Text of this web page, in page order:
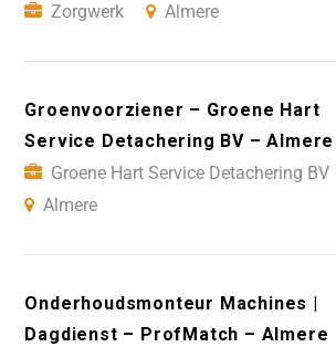
Zorgwerk
Almere
Groenvoorziener – Groene Hart
Service Detachering BV – Almere
Groene Hart Service Detachering BV
Almere
Onderhoudsmonteur Machines |
Dagdienst – ProfMatch – Almere